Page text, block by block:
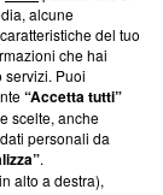
aderenza a
non è
di farne
verifica di
alcune
del tuo
che hai
servizi. Puoi
“Accetta tutti”
scelte, anche
personali da
.
in alto a destra),